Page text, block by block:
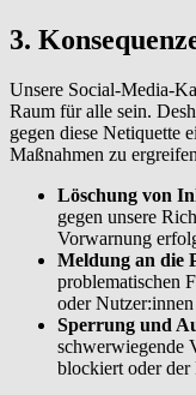
3.
Unsere Social-Media-
Raum für alle sein.
gegen diese Netiquette
Maßnahmen zu
Löschung von
gegen unsere
Vorwarnung
Meldung an die
problematischen
oder
Sperrung und
schwerwiegende
blockiert oder der